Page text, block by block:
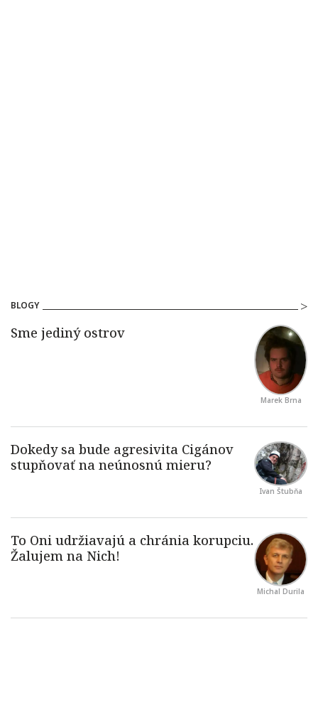
BLOGY
Marek Brna
Ivan Štubňa
Michal Durila